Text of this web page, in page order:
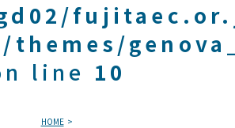
themes/
line 10
HOME